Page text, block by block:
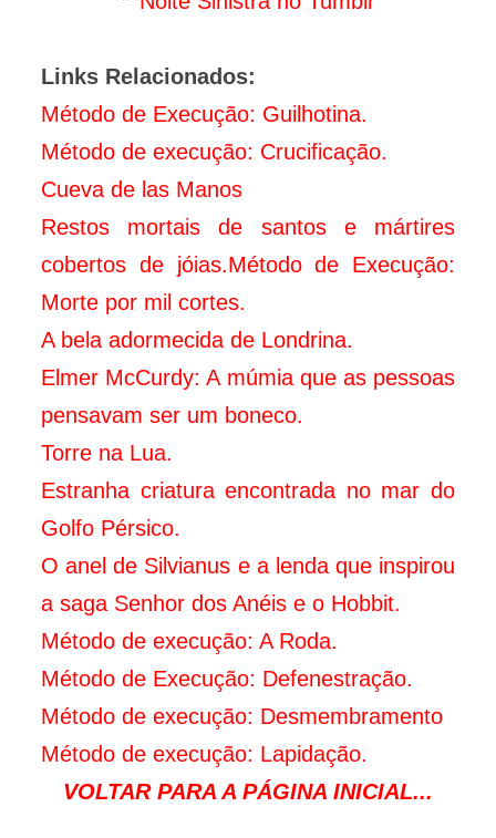
Links Relacionados:
Método de Execução: Guilhotina.
Método de execução: Crucificação.
Cueva de las Manos
Restos mortais de santos e mártires
cobertos de jóias.Método de Execução:
Morte por mil cortes.
A bela adormecida de Londrina.
Elmer McCurdy: A múmia que as pessoas
pensavam ser um boneco.
Torre na Lua.
Estranha criatura encontrada no mar do
Golfo Pérsico.
O anel de Silvianus e a lenda que inspirou
a saga Senhor dos Anéis e o Hobbit.
Método de execução: A Roda.
Método de Execução: Defenestração.
Método de execução: Desmembramento
Método de execução: Lapidação.
VOLTAR PARA A PÁGINA INICIAL...